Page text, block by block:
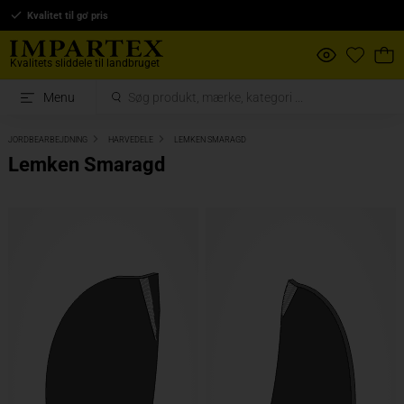
Kvalitet til go' pris
Kvalitets sliddele til landbruget
Menu
JORDBEARBEJDNING HARVEDELE LEMKEN SMARAGD
Lemken Smaragd